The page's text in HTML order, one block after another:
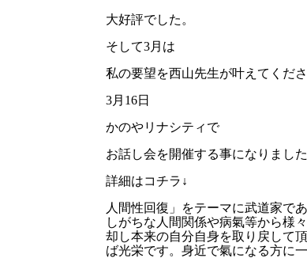
大好評でした。
そして3月は
私の要望を西山先生が叶えてくだ
3月16日
かのやリナシティで
お話し会を開催する事になりました
詳細はコチラ↓
人間性回復」をテーマに武道家で
しがちな人間関係や病氣等から様
却し本来の自分自身を取り戻して
ば光栄です。身近で氣になる方に